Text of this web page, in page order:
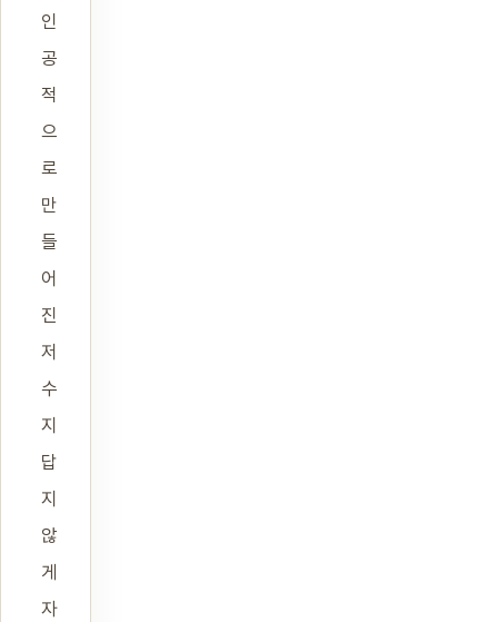
인
공
적
으
로
만
들
어
진
저
수
지
답
지
않
게
자